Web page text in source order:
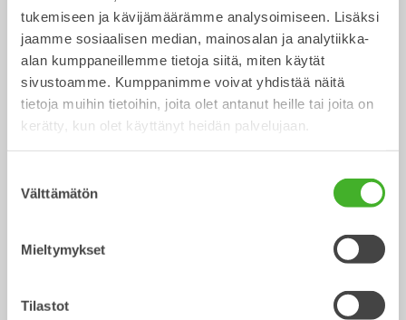
tukemiseen ja kävijämäärämme analysoimiseen. Lisäksi
jaamme sosiaalisen median, mainosalan ja analytiikka-
alan kumppaneillemme tietoja siitä, miten käytät
sivustoamme. Kumppanimme voivat yhdistää näitä
tietoja muihin tietoihin, joita olet antanut heille tai joita on
kerätty, kun olet käyttänyt heidän palvelujaan.
valinta
Välttämätön
Mieltymykset
Tilastot
Kauha
Lisävarusteet / LIEBHERR R946 Litronic